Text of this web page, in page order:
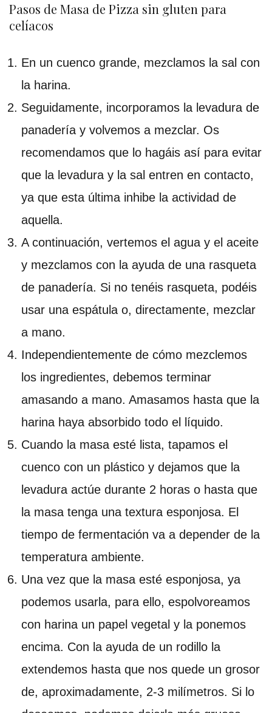
Pasos de Masa de Pizza sin gluten para
celíacos
En un cuenco grande, mezclamos la sal con
la harina.
Seguidamente, incorporamos la levadura de
panadería y volvemos a mezclar. Os
recomendamos que lo hagáis así para evitar
que la levadura y la sal entren en contacto,
ya que esta última inhibe la actividad de
aquella.
A continuación, vertemos el agua y el aceite
y mezclamos con la ayuda de una rasqueta
de panadería. Si no tenéis rasqueta, podéis
usar una espátula o, directamente, mezclar
a mano.
Independientemente de cómo mezclemos
los ingredientes, debemos terminar
amasando a mano. Amasamos hasta que la
harina haya absorbido todo el líquido.
Cuando la masa esté lista, tapamos el
cuenco con un plástico y dejamos que la
levadura actúe durante 2 horas o hasta que
la masa tenga una textura esponjosa. El
tiempo de fermentación va a depender de la
temperatura ambiente.
Una vez que la masa esté esponjosa, ya
podemos usarla, para ello, espolvoreamos
con harina un papel vegetal y la ponemos
encima. Con la ayuda de un rodillo la
extendemos hasta que nos quede un grosor
de, aproximadamente, 2-3 milímetros. Si lo